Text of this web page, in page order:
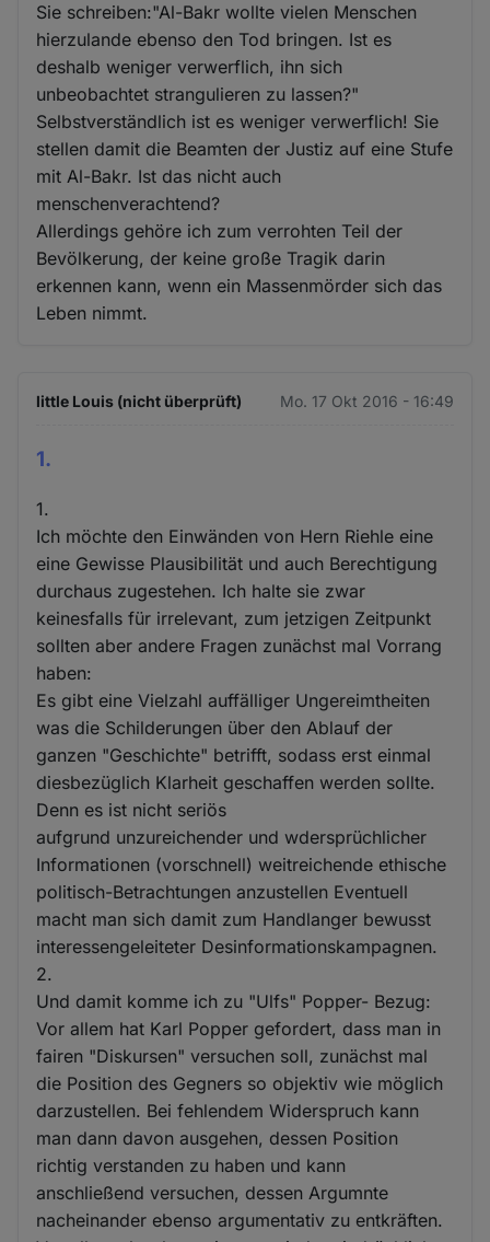
Sie schreiben:"Al-Bakr wollte vielen Menschen
hierzulande ebenso den Tod bringen. Ist es
deshalb weniger verwerflich, ihn sich
unbeobachtet strangulieren zu lassen?"
Selbstverständlich ist es weniger verwerflich! Sie
stellen damit die Beamten der Justiz auf eine Stufe
mit Al-Bakr. Ist das nicht auch
menschenverachtend?
Allerdings gehöre ich zum verrohten Teil der
Bevölkerung, der keine große Tragik darin
erkennen kann, wenn ein Massenmörder sich das
Leben nimmt.
little Louis (nicht überprüft) Mo. 17 Okt 2016 - 16:49
1.
1.
Ich möchte den Einwänden von Hern Riehle eine
eine Gewisse Plausibilität und auch Berechtigung
durchaus zugestehen. Ich halte sie zwar
keinesfalls für irrelevant, zum jetzigen Zeitpunkt
sollten aber andere Fragen zunächst mal Vorrang
haben:
Es gibt eine Vielzahl auffälliger Ungereimtheiten
was die Schilderungen über den Ablauf der
ganzen "Geschichte" betrifft, sodass erst einmal
diesbezüglich Klarheit geschaffen werden sollte.
Denn es ist nicht seriös
aufgrund unzureichender und wdersprüchlicher
Informationen (vorschnell) weitreichende ethische
politisch-Betrachtungen anzustellen Eventuell
macht man sich damit zum Handlanger bewusst
interessengeleiteter Desinformationskampagnen.
2.
Und damit komme ich zu "Ulfs" Popper- Bezug:
Vor allem hat Karl Popper gefordert, dass man in
fairen "Diskursen" versuchen soll, zunächst mal
die Position des Gegners so objektiv wie möglich
darzustellen. Bei fehlendem Widerspruch kann
man dann davon ausgehen, dessen Position
richtig verstanden zu haben und kann
anschließend versuchen, dessen Argumnte
nacheinander ebenso argumentativ zu entkräften.